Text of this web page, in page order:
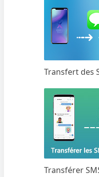
Transfert des
Transférer